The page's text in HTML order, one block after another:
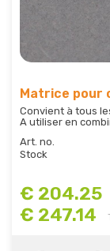
Matrice pour
Convient à tous
A utiliser en
Art. no.
Stock
€ 204.25
€ 247.14